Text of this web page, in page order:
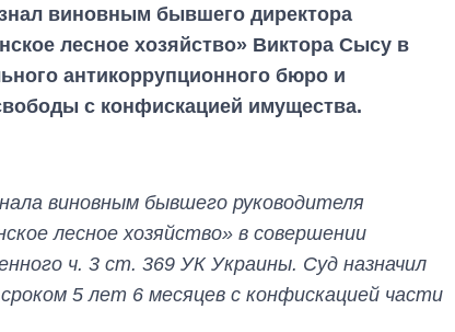
виновным бывшего директора
лесное хозяйство» Виктора Сысу в
антикоррупционного бюро и
с конфискацией имущества.
виновным бывшего руководителя
лесное хозяйство» в совершении
ч. 3 ст. 369 УК Украины. Суд назначил
5 лет 6 месяцев с конфискацией части